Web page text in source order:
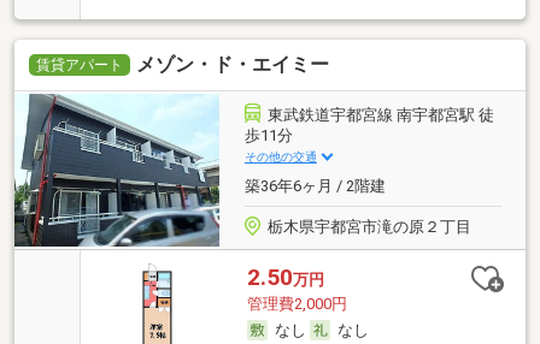
賃貸アパート メゾン・ド・エイミー
東武鉄道宇都宮線 南宇都宮駅 徒
歩11分
その他の交通
築36年6ヶ月 / 2階建
栃木県宇都宮市滝の原２丁目
2.50万円
管理費2,000円
なし
なし